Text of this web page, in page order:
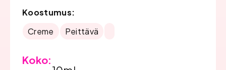
Koostumus:
Creme
Peittävä
Koko: